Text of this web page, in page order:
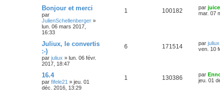
Bonjour et merci
par
JulienSchellenberger »
lun. 06 mars 2017,
16:33
1 100182 par juice
mar. 07
Juliux, le convertis
:-)
par juliux » lun. 06 févr.
2017, 18:47
6 171514 par juliux
ven. 10
16.4
par fifele21 » jeu. 01
déc. 2016, 13:29
1 130386 par
jeu. 01